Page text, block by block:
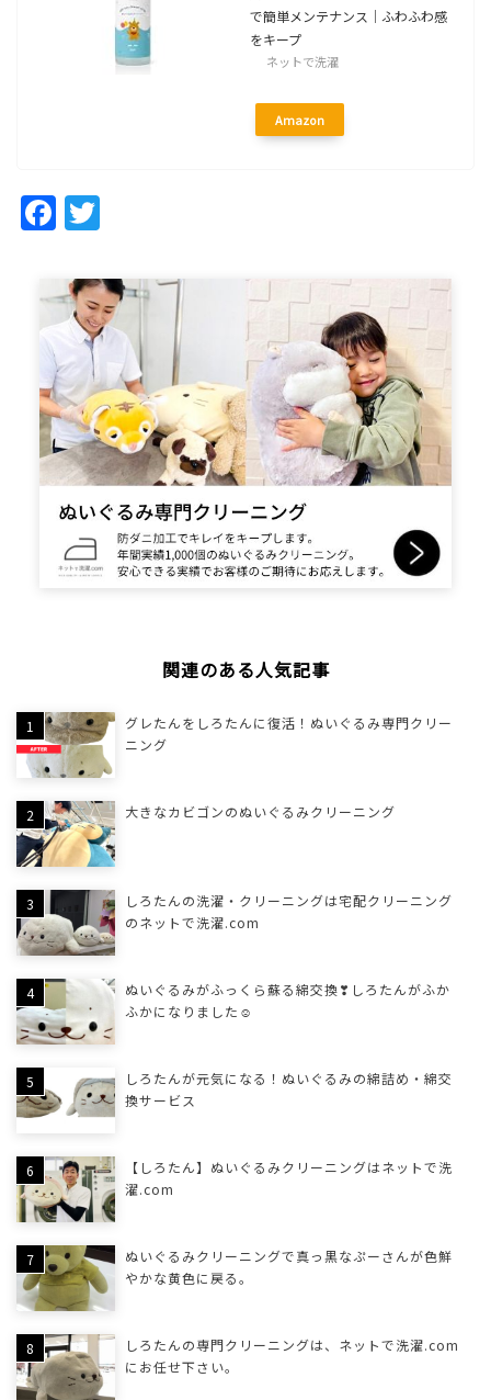
で簡単メンテナンス｜ふわふわ感
をキープ
ネットで洗濯
Amazon
Facebook
関連のある人気記事
グレたんをしろたんに復活！ぬいぐるみ専門クリー
ニング
大きなカビゴンのぬいぐるみクリーニング
しろたんの洗濯・クリーニングは宅配クリーニング
のネットで洗濯.com
ぬいぐるみがふっくら蘇る綿交換❣しろたんがふか
ふかになりました☺
しろたんが元気になる！ぬいぐるみの綿詰め・綿交
換サービス
【しろたん】ぬいぐるみクリーニングはネットで洗
濯.com
ぬいぐるみクリーニングで真っ黒なぷーさんが色鮮
やかな黄色に戻る。
しろたんの専門クリーニングは、ネットで洗濯.com
にお任せ下さい。